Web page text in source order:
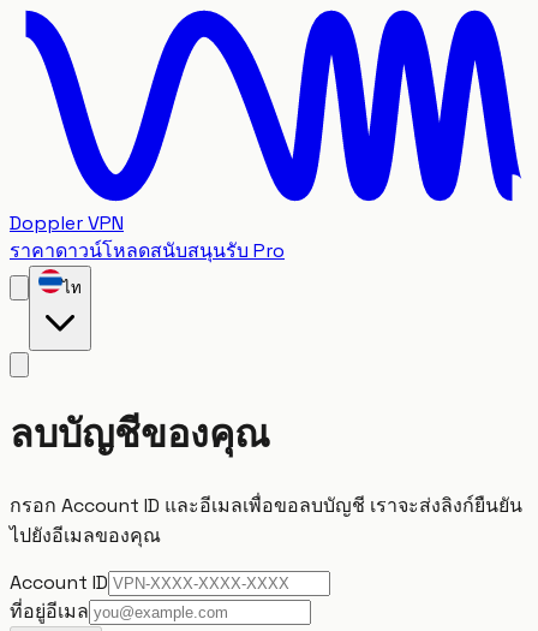
Doppler VPN
ราคาดาวน์โหลดสนับสนุนรับ Pro
ไท
ลบบัญชีของคุณ
กรอก Account ID และอีเมลเพื่อขอลบบัญชี เราจะส่งลิงก์ยืนยัน
ไปยังอีเมลของคุณ
Account ID
ที่อยู่อีเมล